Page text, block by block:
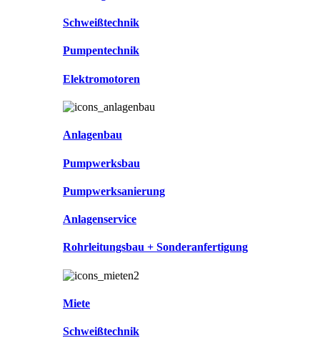
Schweißtechnik
Pumpentechnik
Elektromotoren
Anlagenbau
Pumpwerksbau
Pumpwerksanierung
Anlagenservice
Rohrleitungsbau + Sonderanfertigung
Miete
Schweißtechnik